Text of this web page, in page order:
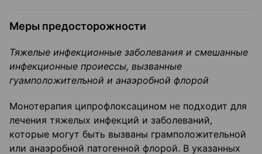
Меры предосторожности
Тяжелые инфекционные заболевания и смешанные
инфекционные проиессы, вызванные
гуамположителъной и анаэробной флорой
Монотерапия ципрофлоксацином не подходит для
лечения тяжелых инфекций и заболеваний,
которые могут быть вызваны грамположительной
или анаэробной патогенной флорой. В указанных